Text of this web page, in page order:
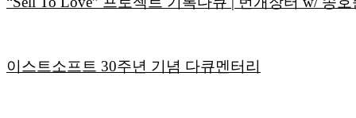
이스트소프트 30주년 기념 다큐멘터리